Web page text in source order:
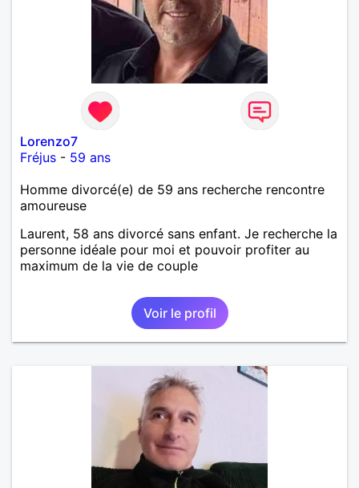
Lorenzo7
Fréjus - 59 ans
Homme divorcé(e) de 59 ans recherche rencontre
amoureuse
Laurent, 58 ans divorcé sans enfant. Je recherche la
personne idéale pour moi et pouvoir profiter au
maximum de la vie de couple
Voir le profil